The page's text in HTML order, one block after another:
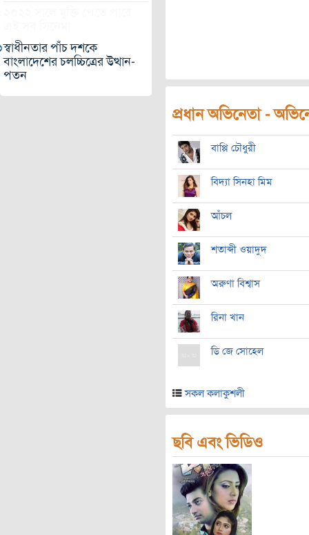
স্বাধীনতার পাঁচ দশকে
বাংলাদেশের চলচ্চিত্রের উত্থান-
পতন
প্রধান অভিনেতা -
বাপ্পি চৌধুরী
বিদ্যা সিনহা মিম
‌আঁচল
শতাব্দী ওয়াদুদ
অরুণা বিশ্বাস
রিনা খান
ডি জে সোহেল
সকল কলাকুশলী
ছবি এবং ভিডিও